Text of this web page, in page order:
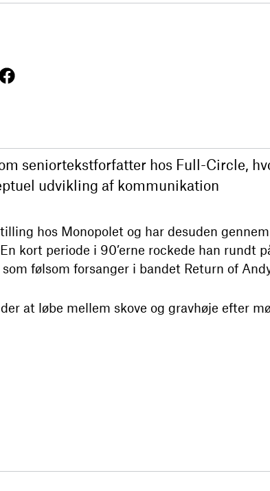
seniortekstforfatter hos Full-Circle,
udvikling af kommunikation
hos Monopolet og har desuden
kort periode i 90’erne rockede han rundt
følsom forsanger i bandet Return of
at løbe mellem skove og gravhøje efter